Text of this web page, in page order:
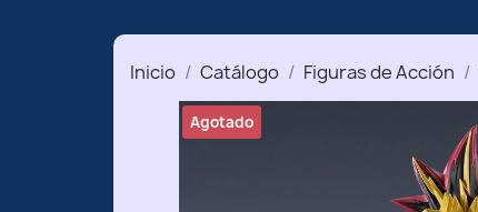
Inicio Catálogo Figuras de Acción
Agotado